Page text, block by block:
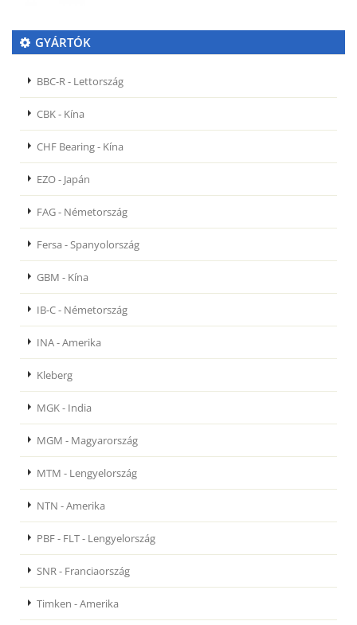
GYÁRTÓK
BBC-R - Lettország
CBK - Kína
CHF Bearing - Kína
EZO - Japán
FAG - Németország
Fersa - Spanyolország
GBM - Kína
IB-C - Németország
INA - Amerika
Kleberg
MGK - India
MGM - Magyarország
MTM - Lengyelország
NTN - Amerika
PBF - FLT - Lengyelország
SNR - Franciaország
Timken - Amerika